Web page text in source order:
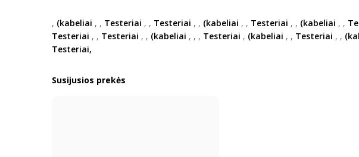
, (kabeliai , , Testeriai , , Testeriai , , (kabeliai , , Testeriai , , (kabeliai , ,
Testeriai , , Testeriai , , (kabeliai , , , Testeriai , (kabeliai , , Testeriai , ,
Testeriai,
Susijusios prekės